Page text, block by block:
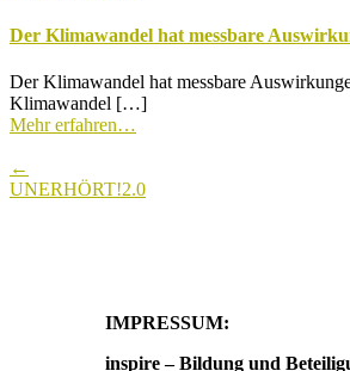
Der Klimawandel hat messbare
Der Klimawandel hat messbare
Klimawandel […]
Mehr erfahren…
navigation
←
UNERHÖRT!2.0
IMPRESSUM:
inspire – Bildung und